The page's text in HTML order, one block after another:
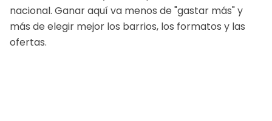
nacional. Ganar aquí va menos de "gastar más" y
más de elegir mejor los barrios, los formatos y las
ofertas.